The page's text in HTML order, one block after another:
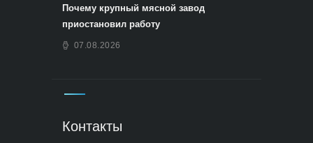
Почему крупный мясной завод
приостановил работу
07.08.2026
Контакты